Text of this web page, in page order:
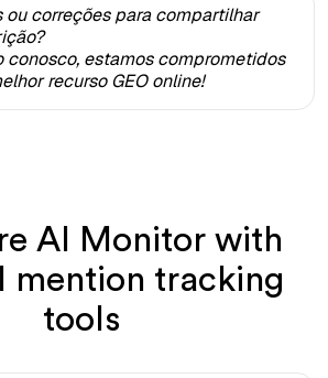
ou correções para compartilhar
conosco, estamos comprometidos
recurso GEO online!
AI Monitor with
mention tracking
tools